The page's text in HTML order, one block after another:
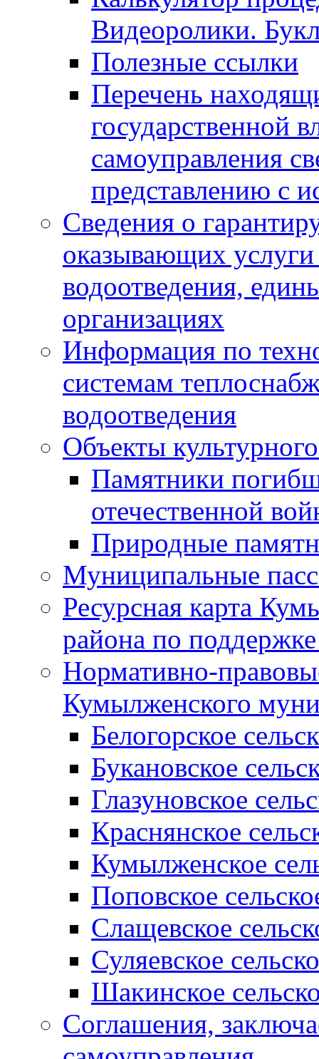
Видеоролики.
Полезные ссылки
Перечень
государственной
самоуправления
представлению с
Сведения о
оказывающих
водоотведения,
организациях
Информация по
системам
водоотведения
Объекты
Памятники
отечественной
Природные
Муниципальные
Ресурсная карта
района по
Нормативно-
Кумылженского
Белогорское
Букановское
Глазуновское
Краснянское
Кумылженское
Поповское
Слащевское
Суляевское
Шакинское
Соглашения,